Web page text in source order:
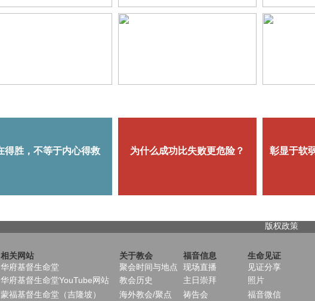
版权政策
相关网站 关于教会 福音信息 生命见证
华府基督生命堂 聚会时间与地点 现场直播 见证分享
华府基督生命堂YouTube网站 教会历史 主日崇拜 照片
蒙福基督生命堂（吉隆坡） 海外教会/聚点 祷告会 福音微信